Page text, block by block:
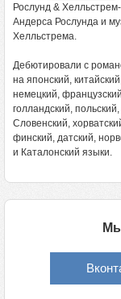
Рослунд &
Андерса Рослунда и
Хелльстрема.
Дебютировали с
на японский,
немецкий,
голландский,
Словенский,
финский, датский,
и Каталонский языки.